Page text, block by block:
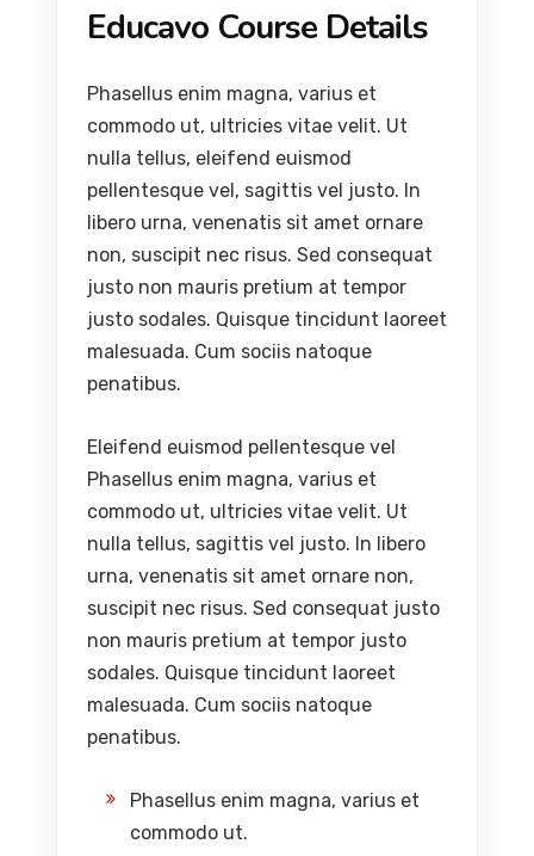
Educavo Course Details
Phasellus enim magna, varius et
commodo ut, ultricies vitae velit. Ut
nulla tellus, eleifend euismod
pellentesque vel, sagittis vel justo. In
libero urna, venenatis sit amet ornare
non, suscipit nec risus. Sed consequat
justo non mauris pretium at tempor
justo sodales. Quisque tincidunt laoreet
malesuada. Cum sociis natoque
penatibus.
Eleifend euismod pellentesque vel
Phasellus enim magna, varius et
commodo ut, ultricies vitae velit. Ut
nulla tellus, sagittis vel justo. In libero
urna, venenatis sit amet ornare non,
suscipit nec risus. Sed consequat justo
non mauris pretium at tempor justo
sodales. Quisque tincidunt laoreet
malesuada. Cum sociis natoque
penatibus.
Phasellus enim magna, varius et
commodo ut.